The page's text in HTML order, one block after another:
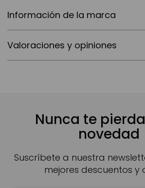
Información de la marca
Valoraciones y opiniones
Nunca te
novedad
Suscríbete a nuestra
mejores descuentos y